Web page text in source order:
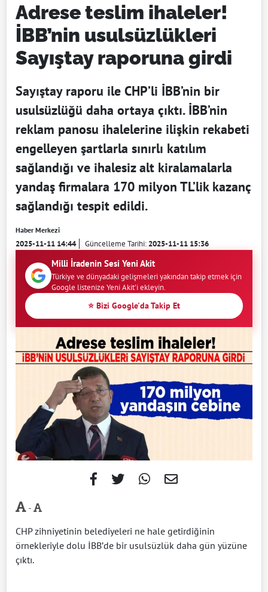
Adrese teslim ihaleler!
İBB’nin usulsüzlükleri
Sayıştay raporuna girdi
Sayıştay raporu ile CHP’li İBB’nin bir
usulsüzlüğü daha ortaya çıktı. İBB’nin
reklam panosu ihalelerine ilişkin rekabeti
engelleyen şartlarla sınırlı katılım
sağlandığı ve ihalesiz alt kiralamalarla
yandaş firmalara 170 milyon TL’lik kazanç
sağlandığı tespit edildi.
Haber Merkezi
2025-11-11 14:44 Güncelleme Tarihi:2025-11-11 15:36
Milli İradenin Sesi Yeni Akit
Türkiye ve dünyadaki gelişmeleri yakından takip etmek için
Google listenize Yeni Akit'i ekleyin.
⭐ Bizi Google'da Takip Et
-
CHP zihniyetinin belediyeleri ne hale getirdiğinin
örnekleriyle dolu İBB’de bir usulsüzlük daha gün yüzüne
çıktı.